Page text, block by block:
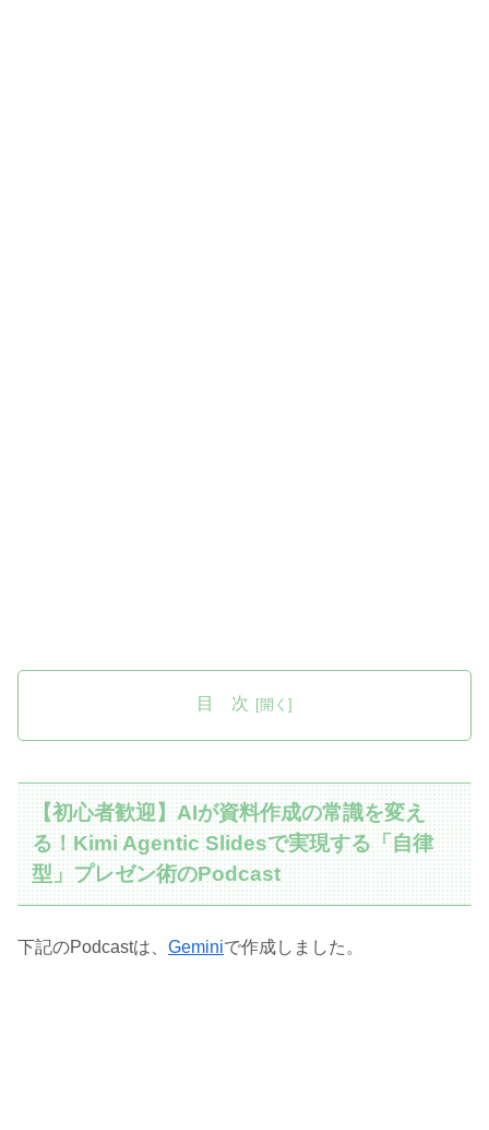
目 次
【初心者歓迎】AIが資料作成の常識を変え
る！Kimi Agentic Slidesで実現する「自律
型」プレゼン術のPodcast
下記のPodcastは、 Geminiで作成しました。